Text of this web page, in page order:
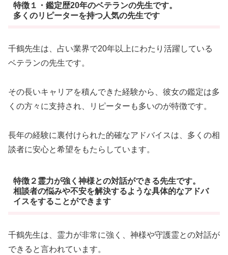
特徴１・鑑定歴20年のベテランの先生です。
多くのリピーターを持つ人気の先生です
千鶴先生は、占い業界で20年以上にわたり活躍している
ベテランの先生です。
その長いキャリアを積んできた経験から、彼女の鑑定は多
くの方々に支持され、リピーターも多いのが特徴です。
長年の経験に裏付けられた的確なアドバイスは、多くの相
談者に安心と希望をもたらしています。
特徴２霊力が強く神様との対話ができる先生です。
相談者の悩みや不安を解決するような具体的なアドバ
イスをすることができます
千鶴先生は、霊力が非常に強く、神様や守護霊との対話が
できると言われています。